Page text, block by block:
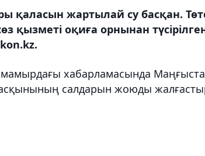
қаласын жартылай су басқан.
қызметі оқиға орнынан
хабарламасында
салдарын жоюды